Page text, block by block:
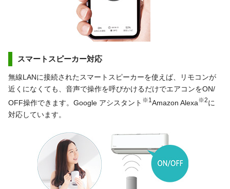
スマートスピーカー対応
無線LANに接続されたスマートスピーカーを使えば、リモコンが
近くになくても、音声で操作を呼びかけるだけでエアコンをON/
OFF操作できます。Google アシスタント ※1 Amazon Alexa※2に
対応しています。